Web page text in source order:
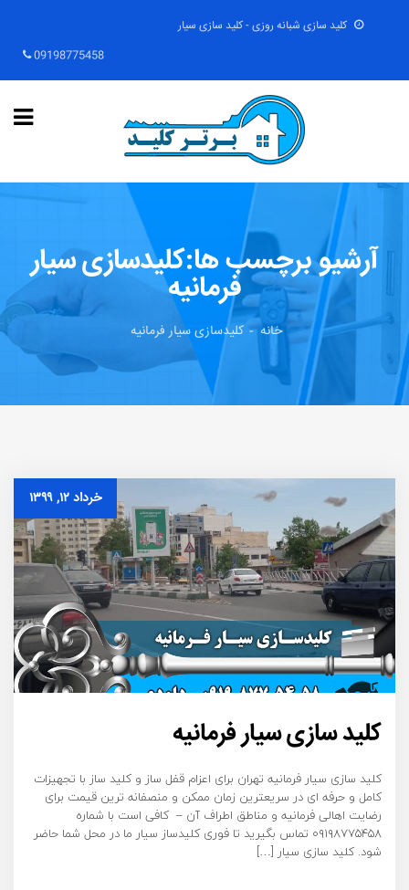
کلید سازی شبانه روزی - کلید سازی سیار
09198775458
آرشیو برچسب ها:کلیدسازی سیار
فرمانیه
خانه کلیدسازی سیار فرمانیه
خرداد ۱۲, ۱۳۹۹
کلید سازی سیار فرمانیه
کلید سازی سیار فرمانیه تهران برای اعزام قفل ساز و کلید ساز با تجهیزات
کامل و حرفه ای در سریعترین زمان ممکن و منصفانه ترین قیمت برای
رضایت اهالی فرمانیه و مناطق اطراف آن – کافی است با شماره
۰۹۱۹۸۷۷۵۴۵۸ تماس بگیرید تا فوری کلیدساز سیار ما در محل شما حاضر
شود. کلید سازی سیار […]